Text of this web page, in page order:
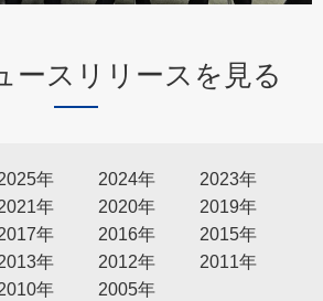
ースリリースを見る
年 2024年
2023年
年 2020年
2019年
年 2016年
2015年
年 2012年
2011年
年
2005年